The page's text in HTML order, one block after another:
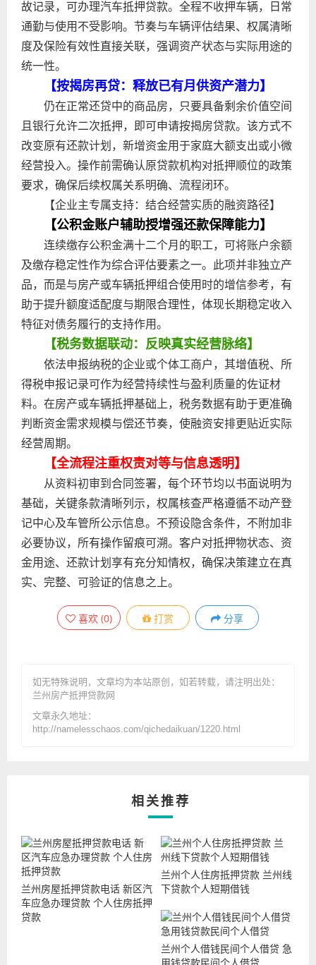
故记录，可办理汽车抵押贷款。全程不收押车辆，日常
通勤与使用不受影响。节奏与车辆评估结果、权属清晰
度及保险有效性直接关联，强调资产状态与实际用途的
统一性。
【按揭房再贷：释放已有月供资产潜力】
仍在正常还贷中的商品房，只要具备剩余价值空间
且银行允许二次抵押，即可申请按揭房贷款。该方式不
改变原有还款计划，新增资金用于家庭大额支出或小微
经营投入。操作前需确认原贷款机构对抵押顺位的政策
要求，确保后续权属关系明确、流程闭环。
【企业主专属支持：结合经营实质的融资路径】
【公积金账户辅助授增强还款保障能力】
连续缴存公积金满十二个月的职工，可将账户余额
及缴存稳定性作为综合评估要素之一。此项并非独立产
品，而是与房产或车辆抵押组合使用时的增信参考，有
助于提升额度适配度与期限合理性，体现长期稳定收入
特征对债务履行的支持作用。
【税务数据联动：反映真实经营脉络】
依法申报纳税的企业或个体工商户，其增值税、所
得税申报记录可作为经营持续性与盈利质量的佐证材
料。在房产或车辆抵押基础上，税务数据有助于更准确
判断资金需求规模与偿还节奏，使融资安排更贴近实际
经营周期。
【全流程注重权责对等与信息透明】
从资料初审到合同签署，每个环节均以书面说明为
基础，关键条款清晰列示，权属核查严格遵循不动产登
记中心及车管所公示信息。不预设隐含条件，不附加非
必要协议，所有操作留痕可溯。客户对抵押物状态、资
金用途、还款计划享有充分知情权，确保决策建立在真
实、完整、可验证的信息之上。
喜欢 (0) 打赏 分享
如无特殊说明，文章均为本站原创 ，如若转载，请注明出处：
兰州房产抵押贷款网
文章永久地址：
http://namelesschaos.com/qichedaikuan/1220.html
相关推荐
兰州房屋抵押贷款电话 新区汽
车应急办理贷款 个人住房抵押
贷款
兰州个人住房抵押贷款 兰州线
下贷款个人短期借钱
兰州个人借钱民间个人借贷 急